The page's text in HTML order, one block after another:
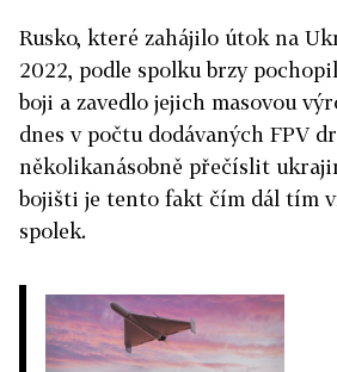
Rusko, které zahájilo útok na
2022, podle spolku brzy
boji a zavedlo jejich masovou
dnes v počtu dodávaných FPV
několikanásobně přečíslit
bojišti je tento fakt čím dál tím
spolek.